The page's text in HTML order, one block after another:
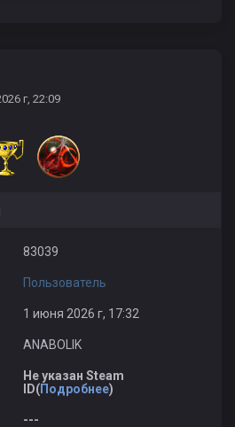
г, 22:09
83039
Пользователь
1 июня 2026 г, 17:32
ANABOLIK
Не указан Steam
ID(Подробнее)
---